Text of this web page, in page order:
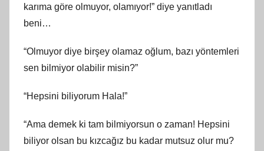
karıma göre olmuyor, olamıyor!” diye yanıtladı
beni…
“Olmuyor diye birşey olamaz oğlum, bazı yöntemleri
sen bilmiyor olabilir misin?”
“Hepsini biliyorum Hala!”
“Ama demek ki tam bilmiyorsun o zaman! Hepsini
biliyor olsan bu kızcağız bu kadar mutsuz olur mu?